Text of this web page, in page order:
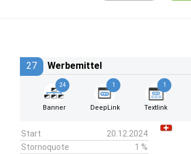
27 Werbemittel
24
Banner
1
DeepLink
1
Textlink
Start
20.12.2024
Stornoquote
1 %